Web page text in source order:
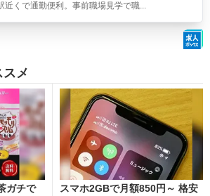
近くで通勤便利。事前職場見学で職...
メ
ガチで
スマホ2GBで月額850円～ 格安